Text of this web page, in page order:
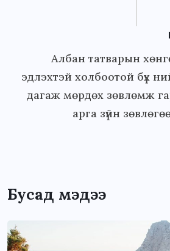
Албан татварын
эдлэхтэй холбоотой бүх
дагаж мөрдөх зөвлөмж
арга зүйн
Бусад мэдээ